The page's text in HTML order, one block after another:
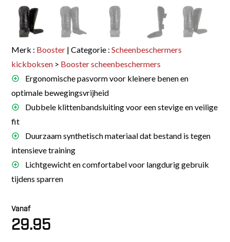
Merk : Booster | Categorie :Scheenbeschermers
kickboksen > Booster scheenbeschermers
Ergonomische pasvorm voor kleinere benen en
optimale bewegingsvrijheid
Dubbele klittenbandsluiting voor een stevige en veilige
fit
Duurzaam synthetisch materiaal dat bestand is tegen
intensieve training
Lichtgewicht en comfortabel voor langdurig gebruik
tijdens sparren
Vanaf
29.95